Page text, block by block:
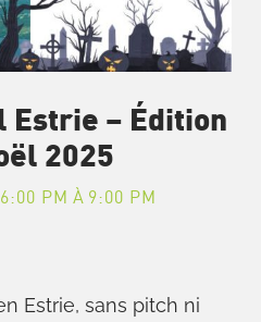
Estrie – Édition
2025
PM À 9:00 PM
Estrie, sans pitch ni